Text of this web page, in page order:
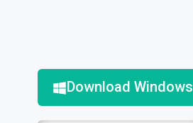
Download Windows